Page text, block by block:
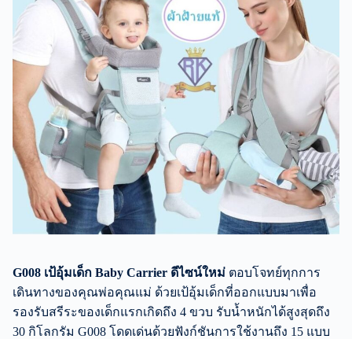
G008 เป้อุ้มเด็ก Baby Carrier ดีไซน์ใหม่ ตอบโจทย์ทุกการ
เดินทางของคุณพ่อคุณแม่ ด้วยเป้อุ้มเด็กที่ออกแบบมาเพื่อ
รองรับสรีระของเด็กแรกเกิดถึง 4 ขวบ รับน้ำหนักได้สูงสุดถึง
30 กิโลกรัม G008 โดดเด่นด้วยฟังก์ชันการใช้งานถึง 15 แบบ